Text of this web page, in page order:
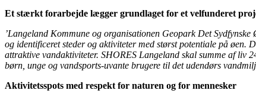
Et stærkt forarbejde lægger grundlaget for et velfunderet
’Langeland Kommune og organisationen Geopark Det
og identificeret steder og aktiviteter med størst potentiale på øen.
attraktive vandaktiviteter. SHORES Langeland skal summe af liv
børn, unge og vandsports-uvante brugere til det udendørs
Aktivitetsspots med respekt for naturen og for mennesker